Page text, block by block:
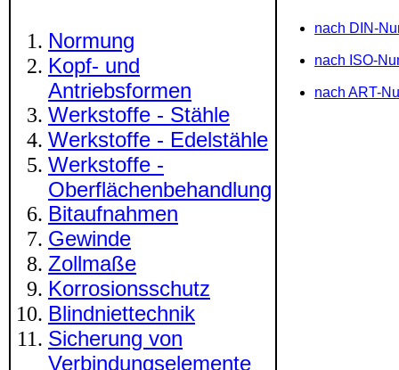
Normung
Kopf- und
Antriebsformen
Werkstoffe - Stähle
Werkstoffe - Edelstähle
Werkstoffe -
Oberflächenbehandlung
Bitaufnahmen
Gewinde
Zollmaße
Korrosionsschutz
Blindniettechnik
Sicherung von
Verbindungselemente
nach DIN-
nach ISO-
nach ART-